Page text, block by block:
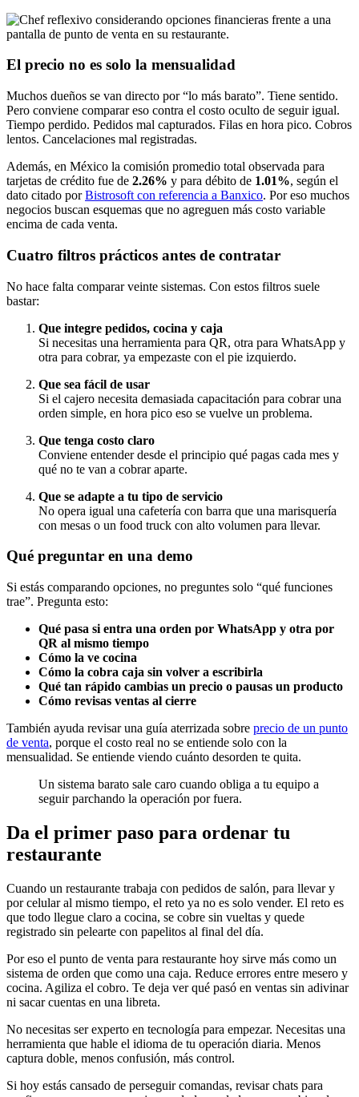
El precio no es solo la mensualidad
Muchos dueños se van directo por “lo más barato”. Tiene sentido.
Pero conviene comparar eso contra el costo oculto de seguir igual.
Tiempo perdido. Pedidos mal capturados. Filas en hora pico. Cobros
lentos. Cancelaciones mal registradas.
Además, en México la comisión promedio total observada para
tarjetas de crédito fue de 2.26% y para débito de 1.01%, según el
dato citado porBistrosoft con referencia a Banxico. Por eso muchos
negocios buscan esquemas que no agreguen más costo variable
encima de cada venta.
Cuatro filtros prácticos antes de contratar
No hace falta comparar veinte sistemas. Con estos filtros suele
bastar:
Que integre pedidos, cocina y caja
Si necesitas una herramienta para QR, otra para WhatsApp y
otra para cobrar, ya empezaste con el pie izquierdo.
Que sea fácil de usar
Si el cajero necesita demasiada capacitación para cobrar una
orden simple, en hora pico eso se vuelve un problema.
Que tenga costo claro
Conviene entender desde el principio qué pagas cada mes y
qué no te van a cobrar aparte.
Que se adapte a tu tipo de servicio
No opera igual una cafetería con barra que una marisquería
con mesas o un food truck con alto volumen para llevar.
Qué preguntar en una demo
Si estás comparando opciones, no preguntes solo “qué funciones
trae”. Pregunta esto:
Qué pasa si entra una orden por WhatsApp y otra por
QR al mismo tiempo
Cómo la ve cocina
Cómo la cobra caja sin volver a escribirla
Qué tan rápido cambias un precio o pausas un producto
Cómo revisas ventas al cierre
También ayuda revisar una guía aterrizada sobre precio de un punto
de venta, porque el costo real no se entiende solo con la
mensualidad. Se entiende viendo cuánto desorden te quita.
Un sistema barato sale caro cuando obliga a tu equipo a
seguir parchando la operación por fuera.
Da el primer paso para ordenar tu
restaurante
Cuando un restaurante trabaja con pedidos de salón, para llevar y
por celular al mismo tiempo, el reto ya no es solo vender. El reto es
que todo llegue claro a cocina, se cobre sin vueltas y quede
registrado sin pelearte con papelitos al final del día.
Por eso el punto de venta para restaurante hoy sirve más como un
sistema de orden que como una caja. Reduce errores entre mesero y
cocina. Agiliza el cobro. Te deja ver qué pasó en ventas sin adivinar
ni sacar cuentas en una libreta.
No necesitas ser experto en tecnología para empezar. Necesitas una
herramienta que hable el idioma de tu operación diaria. Menos
captura doble, menos confusión, más control.
Si hoy estás cansado de perseguir comandas, revisar chats para